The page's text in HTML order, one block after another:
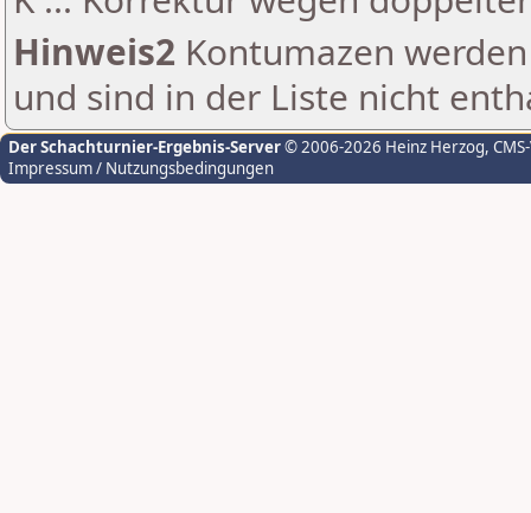
Hinweis2 Kontumazen
und sind in der Liste nicht
Der Schachturnier-Ergebnis-Server© 2006-2026 Heinz Herzog,
Impressum / Nutzungsbedingungen